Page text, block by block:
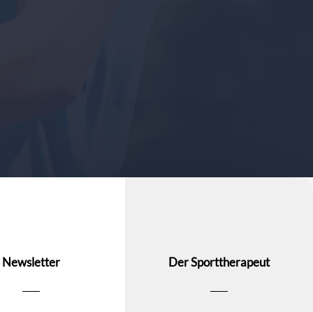
Newsletter Der Sporttherapeut